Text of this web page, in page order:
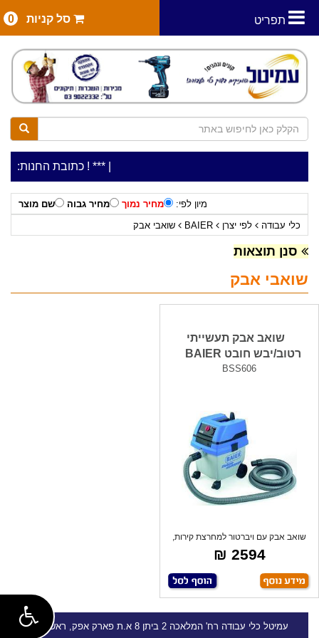
תפריט סל קניות 0
***כתובת החנות: רח' המלאכה 2, ביתן 8 (כניסה מרח' ***כלי עבודה להשכרה בתעריף יומי משתלם ! ***
מיון לפי: מחיר נמוך מחיר גבוה
שם מוצר
כלי עבודה
לפי יצרן BAIER שואבי אבק
סנן תוצאות
שואבי אבק
שואב אבק תעשייתי
רטוב/יבש חובט BAIER
BSS606
שואב אבק עם ויברטור למחרצת קירות,
25 ליט
2594 ₪
עמיטל כלי עבודה רח' המלאכה 2 ביתן 8 א.ת פארק אפק, ראש העין